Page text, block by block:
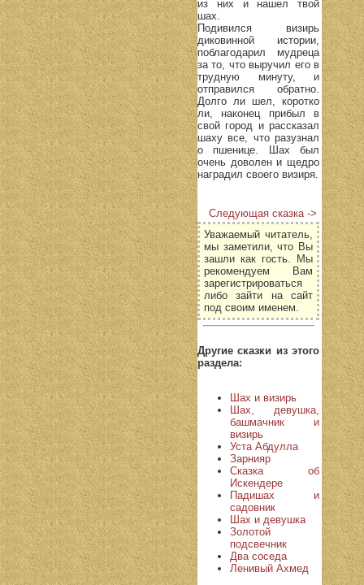
из них и нашел твой
шах.
Подивился визирь
диковинной истории,
поблагодарил мудреца
за то, что выручил его в
трудную минуту, и
отправился обратно.
Долго ли шел, коротко
ли, наконец прибыл в
свой город и рассказал
шаху все, что разузнал
о пшенице. Шах был
очень доволен и щедро
наградил своего визиря.
Следующая сказка ->
Уважаемый читатель,
мы заметили, что Вы
зашли как гость. Мы
рекомендуем Вам
зарегистрироваться
либо зайти на сайт
под своим именем.
Другие сказки из этого
раздела:
Шах и визирь
Шах, девушка,
башмачник и
визирь
Уста Абдулла
Зарнияр
Сказка об
Искендере
Падишах и
садовник
Шах и девушка
Золотой
подсвечник
Два соседа
Ленивый Ахмед